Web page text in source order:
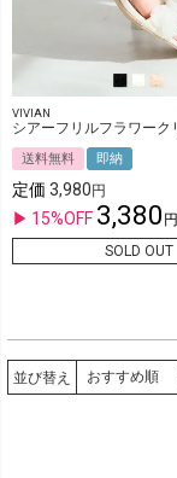
VIVIAN
送料無料 即納
定価 3,980
15%OFF 3,380
SOLD OUT
並び替え おすすめ順